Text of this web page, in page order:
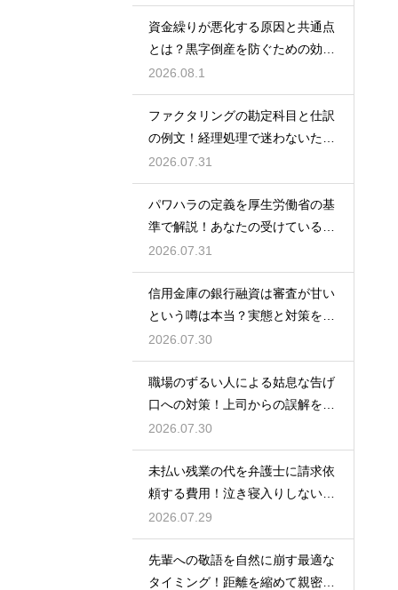
資金繰りが悪化する原因と共通点
とは？黒字倒産を防ぐための効果
的な対策
2026.08.1
ファクタリングの勘定科目と仕訳
の例文！経理処理で迷わないため
の知識
2026.07.31
パワハラの定義を厚生労働省の基
準で解説！あなたの受けている行
為は該当する？
2026.07.31
信用金庫の銀行融資は審査が甘い
という噂は本当？実態と対策を徹
底解説
2026.07.30
職場のずるい人による姑息な告げ
口への対策！上司からの誤解を解
いて自分の身の潔白を証明する手
順
2026.07.30
未払い残業の代を弁護士に請求依
頼する費用！泣き寝入りしないた
めの知識
2026.07.29
先輩への敬語を自然に崩す最適な
タイミング！距離を縮めて親密な